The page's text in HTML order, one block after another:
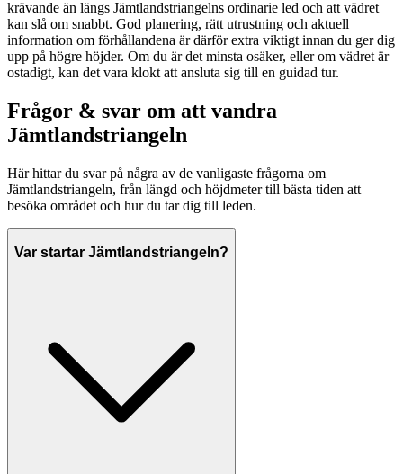
krävande än längs Jämtlandstriangelns ordinarie led och att vädret
kan slå om snabbt. God planering, rätt utrustning och aktuell
information om förhållandena är därför extra viktigt innan du ger dig
upp på högre höjder. Om du är det minsta osäker, eller om vädret är
ostadigt, kan det vara klokt att ansluta sig till en guidad tur.
Frågor & svar om att vandra
Jämtlandstriangeln
Här hittar du svar på några av de vanligaste frågorna om
Jämtlandstriangeln, från längd och höjdmeter till bästa tiden att
besöka området och hur du tar dig till leden.
Var startar Jämtlandstriangeln?